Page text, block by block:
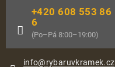
info@rybaruvkramek.cz
+420 608 553 86
6
(Po–Pá 8:00–19:00)